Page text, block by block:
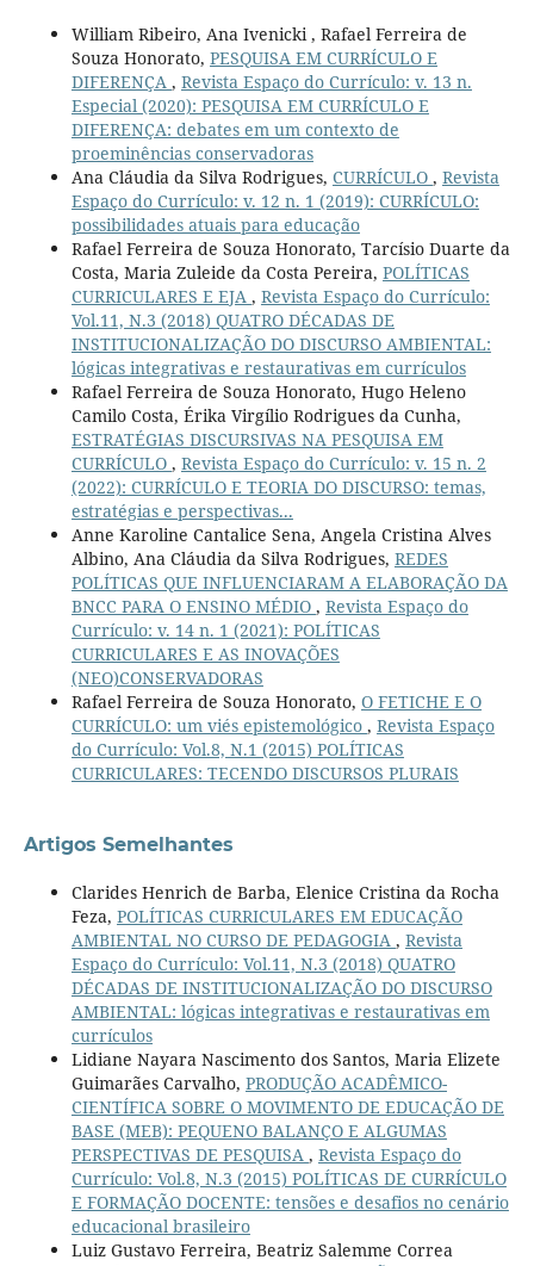
William Ribeiro, Ana Ivenicki , Rafael Ferreira de
Souza Honorato, PESQUISA EM CURRÍCULO E
DIFERENÇA , Revista Espaço do Currículo: v. 13 n.
Especial (2020): PESQUISA EM CURRÍCULO E
DIFERENÇA: debates em um contexto de
proeminências conservadoras
Ana Cláudia da Silva Rodrigues, CURRÍCULO , Revista
Espaço do Currículo: v. 12 n. 1 (2019): CURRÍCULO:
possibilidades atuais para educação
Rafael Ferreira de Souza Honorato, Tarcísio Duarte da
Costa, Maria Zuleide da Costa Pereira, POLÍTICAS
CURRICULARES E EJA , Revista Espaço do Currículo:
Vol.11, N.3 (2018) QUATRO DÉCADAS DE
INSTITUCIONALIZAÇÃO DO DISCURSO AMBIENTAL:
lógicas integrativas e restaurativas em currículos
Rafael Ferreira de Souza Honorato, Hugo Heleno
Camilo Costa, Érika Virgílio Rodrigues da Cunha,
ESTRATÉGIAS DISCURSIVAS NA PESQUISA EM
CURRÍCULO , Revista Espaço do Currículo: v. 15 n. 2
(2022): CURRÍCULO E TEORIA DO DISCURSO: temas,
estratégias e perspectivas...
Anne Karoline Cantalice Sena, Angela Cristina Alves
Albino, Ana Cláudia da Silva Rodrigues, REDES
POLÍTICAS QUE INFLUENCIARAM A ELABORAÇÃO DA
BNCC PARA O ENSINO MÉDIO , Revista Espaço do
Currículo: v. 14 n. 1 (2021): POLÍTICAS
CURRICULARES E AS INOVAÇÕES
(NEO)CONSERVADORAS
Rafael Ferreira de Souza Honorato, O FETICHE E O
CURRÍCULO: um viés epistemológico , Revista Espaço
do Currículo: Vol.8, N.1 (2015) POLÍTICAS
CURRICULARES: TECENDO DISCURSOS PLURAIS
Artigos Semelhantes
Clarides Henrich de Barba, Elenice Cristina da Rocha
Feza, POLÍTICAS CURRICULARES EM EDUCAÇÃO
AMBIENTAL NO CURSO DE PEDAGOGIA , Revista
Espaço do Currículo: Vol.11, N.3 (2018) QUATRO
DÉCADAS DE INSTITUCIONALIZAÇÃO DO DISCURSO
AMBIENTAL: lógicas integrativas e restaurativas em
currículos
Lidiane Nayara Nascimento dos Santos, Maria Elizete
Guimarães Carvalho, PRODUÇÃO ACADÊMICO-
CIENTÍFICA SOBRE O MOVIMENTO DE EDUCAÇÃO DE
BASE (MEB): PEQUENO BALANÇO E ALGUMAS
PERSPECTIVAS DE PESQUISA , Revista Espaço do
Currículo: Vol.8, N.3 (2015) POLÍTICAS DE CURRÍCULO
E FORMAÇÃO DOCENTE: tensões e desafios no cenário
educacional brasileiro
Luiz Gustavo Ferreira, Beatriz Salemme Correa